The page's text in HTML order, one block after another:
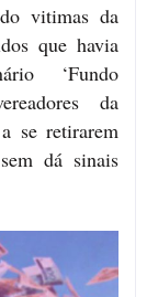
vitimas da
que havia
‘Fundo
da
se retirarem
dá sinais